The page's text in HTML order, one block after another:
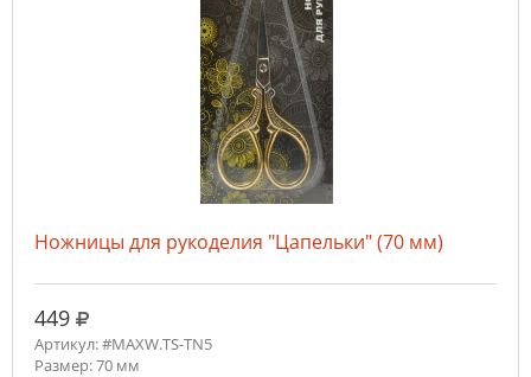
Ножницы для рукоделия "Цапельки" (70 мм)
449 руб.
Артикул: #MAXW.TS-TN5
Размер: 70 мм